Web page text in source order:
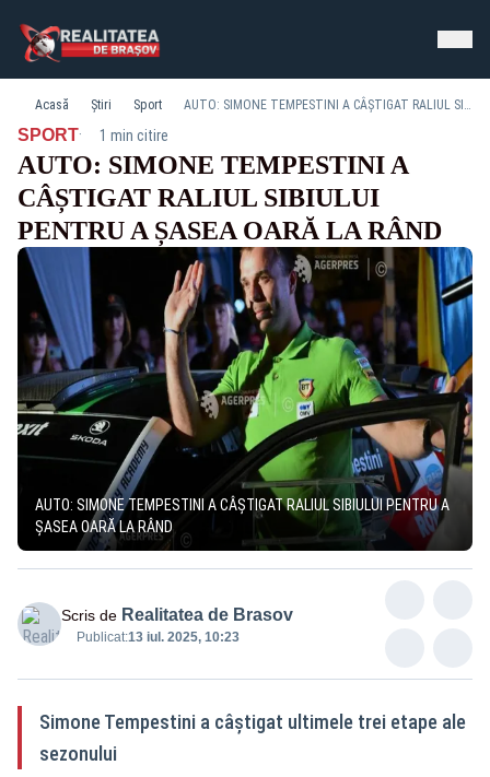
Acasă Știri Sport AUTO: SIMONE TEMPESTINI A CÂȘTIGAT RALIUL SIBIULUI PENTRU A ȘASEA OARĂ LA RÂND
SPORT· 1 min citire
AUTO: SIMONE TEMPESTINI A
CÂȘTIGAT RALIUL SIBIULUI
PENTRU A ȘASEA OARĂ LA RÂND
AUTO: SIMONE TEMPESTINI A CÂȘTIGAT RALIUL SIBIULUI PENTRU A
ȘASEA OARĂ LA RÂND
Scris de Realitatea de Brasov
Publicat:13 iul. 2025, 10:23
Simone Tempestini a câștigat ultimele trei etape ale
sezonului